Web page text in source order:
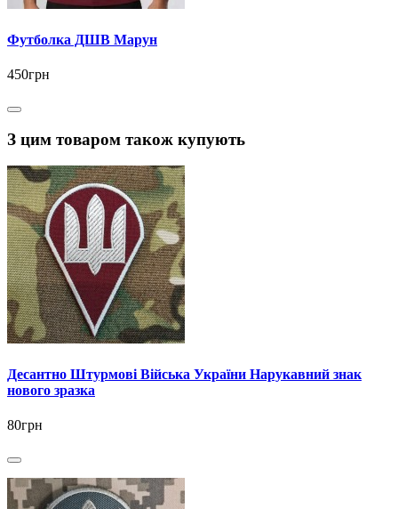
Футболка ДШВ Марун
450грн
З цим товаром також купують
Десантно Штурмові Війська України Нарукавний знак
нового зразка
80грн